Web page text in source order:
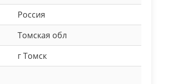
Россия
Томская обл
г Томск